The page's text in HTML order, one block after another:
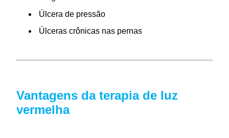
Úlcera de pressão
Úlceras crônicas nas pernas
Vantagens da terapia de luz
vermelha